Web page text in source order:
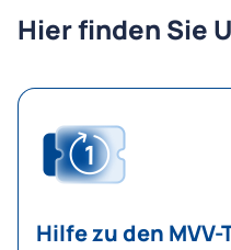
Formular der MVG.
Hier finden Sie
Hilfe zu den